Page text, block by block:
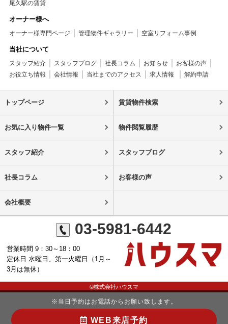
尾久駅の賃貸
オーナー様へ
オーナー様専門ページ 管理物件ギャラリー 空室リフォーム事例
当社について
スタッフ紹介 スタッフブログ 社長コラム お知らせ
お客様の声
お役立ち情報
会社情報 当社までのアクセス 求人情報 解約申請
トップページ 賃貸物件検索
お気に入り物件一覧 物件閲覧履歴
スタッフ紹介 スタッフブログ
社長コラム お客様の声
会社概要
03-5981-6442
営業時間 9：30～18：00
定休日 水曜日、第一火曜日（1月～
3月は無休）
©株式会社ハウスマ
※当日予約はお電話からお願い致します。
WEB来店予約